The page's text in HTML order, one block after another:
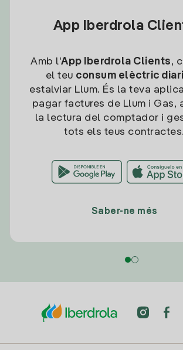
App Iberdrola
Amb l'App Iberdrola Clients,
el teu consum elèctric diari
estalviar Llum. És la teva
pagar factures de Llum i Gas,
la lectura del comptador i
tots els teus contractes.
Saber-ne més